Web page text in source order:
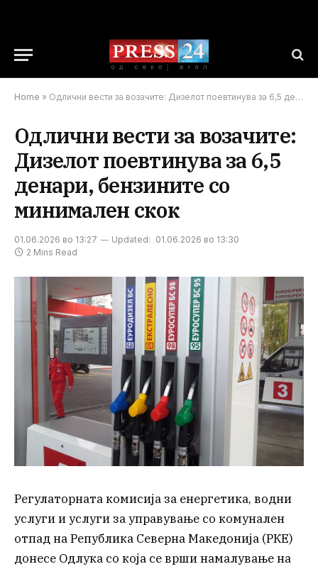
Home » Одлични вести за возачите: Дизелот поевтинува за 6,5 денари, бензините со минимален скок
Одлични вести за возачите:
Дизелот поевтинува за 6,5
денари, бензините со
минимален скок
01.06.2026 во 13:27 Updated: 01.06.2026 во 13:30
2 Mins Read
Регулаторната комисија за енергетика, водни
услуги и услуги за управување со комунален
отпад на Република Северна Македонија (РКЕ)
донесе Одлука со која се врши намалување на